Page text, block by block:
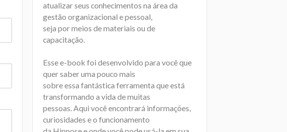
atualizar seus conhecimentos na área da
gestão organizacional e pessoal,
seja por meios de materiais ou de
capacitação.
Esse e-book foi desenvolvido para você que
quer saber uma pouco mais
sobre essa fantástica ferramenta que está
transformando a vida de muitas
pessoas. Aqui você encontrará informações,
curiosidades e o funcionamento